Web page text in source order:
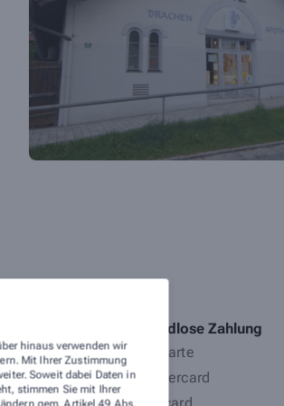
hinaus verwenden wir
Mit Ihrer Zustimmung
Soweit dabei Daten in
stimmen Sie mit Ihrer
Seite stehen.
auf
Bargeldlose Zahlung
EC-Karte
Mastercard